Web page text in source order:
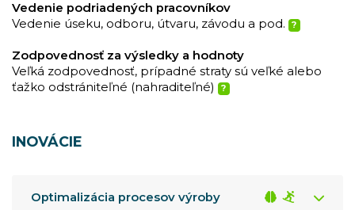
Vedenie podriadených pracovníkov
Vedenie úseku, odboru, útvaru, závodu a pod.
?
Zodpovednosť za výsledky a hodnoty
Veľká zodpovednosť, prípadné straty sú veľké alebo
ťažko odstrániteľné (nahraditeľné)
?
INOVÁCIE
Optimalizácia procesov výroby